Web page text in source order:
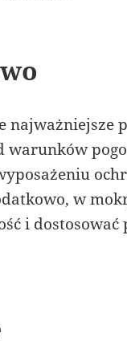
najważniejsze
warunków
w
i